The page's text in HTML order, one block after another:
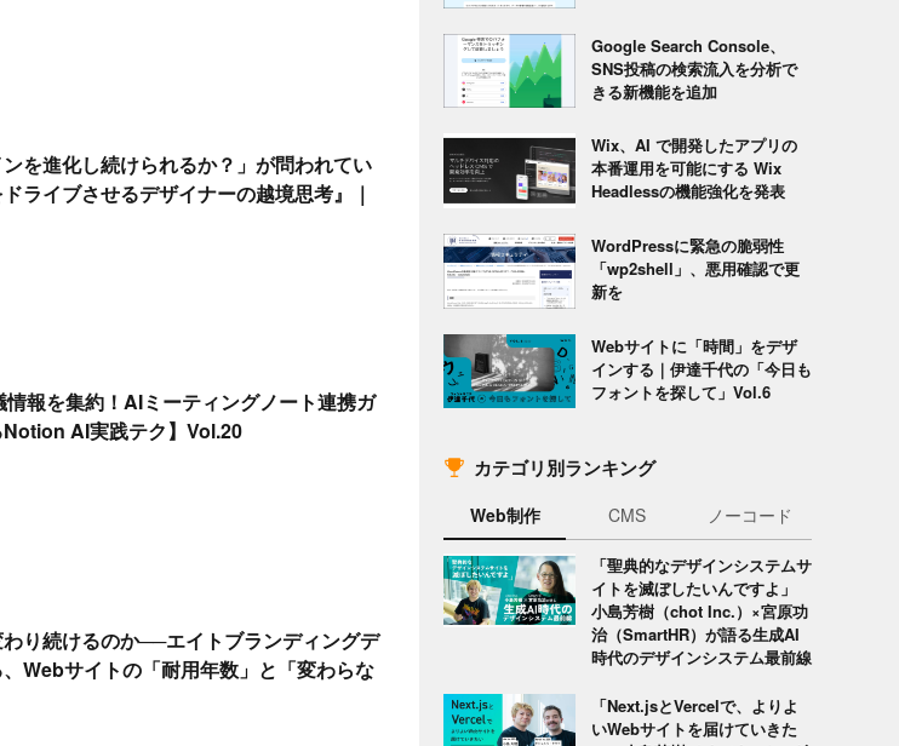
を進化し続けられるか？」が問われてい
ライブさせるデザイナーの越境思考』｜
報を集約！AIミーティングノート連携ガ
AI実践テク】Vol.20
り続けるのか──エイトブランディングデ
Webサイトの「耐用年数」と「変わらな
Google Search Console、
SNS投稿の検索流入を分析で
きる新機能を追加
Wix、AI で開発したアプリの
本番運用を可能にする Wix
Headlessの機能強化を発表
WordPressに緊急の脆弱性
「wp2shell」、悪用確認で更
新を
Webサイトに「時間」をデザ
インする｜伊達千代の「今日も
フォントを探して」Vol.6
カテゴリ別ランキング
Web制作 CMS ノーコード
「聖典的なデザインシステムサ
イトを滅ぼしたいんですよ」
小島芳樹（chot Inc.）×宮原功
治（SmartHR）が語る生成AI
時代のデザインシステム最前線
「Next.jsとVercelで、よりよ
いWebサイトを届けていきた